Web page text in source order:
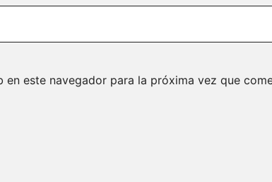
este navegador para la próxima vez que